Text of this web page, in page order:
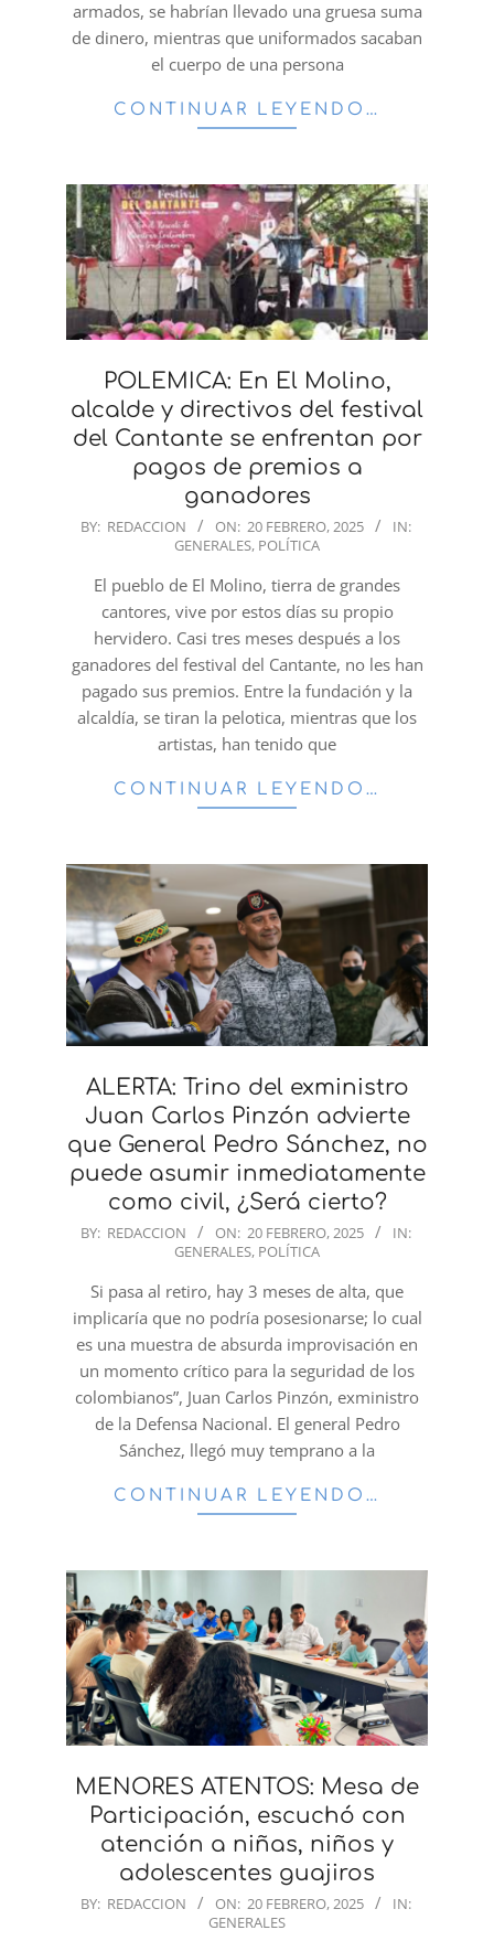
armados, se habrían llevado una gruesa suma
de dinero, mientras que uniformados sacaban
el cuerpo de una persona
CONTINUAR LEYENDO…
POLEMICA: En El Molino,
alcalde y directivos del festival
del Cantante se enfrentan por
pagos de premios a
ganadores
2025-
BY: REDACCION ON: 20 FEBRERO, 2025
IN:
GENERALES, POLÍTICA
El pueblo de El Molino, tierra de grandes
cantores, vive por estos días su propio
hervidero. Casi tres meses después a los
ganadores del festival del Cantante, no les han
pagado sus premios. Entre la fundación y la
alcaldía, se tiran la pelotica, mientras que los
artistas, han tenido que
CONTINUAR LEYENDO…
ALERTA: Trino del exministro
Juan Carlos Pinzón advierte
que General Pedro Sánchez, no
puede asumir inmediatamente
como civil, ¿Será cierto?
2025-
BY: REDACCION ON: 20 FEBRERO, 2025
IN:
GENERALES, POLÍTICA
Si pasa al retiro, hay 3 meses de alta, que
implicaría que no podría posesionarse; lo cual
es una muestra de absurda improvisación en
un momento crítico para la seguridad de los
colombianos”, Juan Carlos Pinzón, exministro
de la Defensa Nacional. El general Pedro
Sánchez, llegó muy temprano a la
CONTINUAR LEYENDO…
MENORES ATENTOS: Mesa de
Participación, escuchó con
atención a niñas, niños y
adolescentes guajiros
2025-
BY: REDACCION ON: 20 FEBRERO, 2025
IN:
GENERALES